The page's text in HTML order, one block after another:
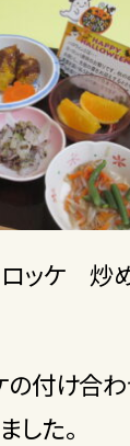
ッケ 炒
の付け合
した。